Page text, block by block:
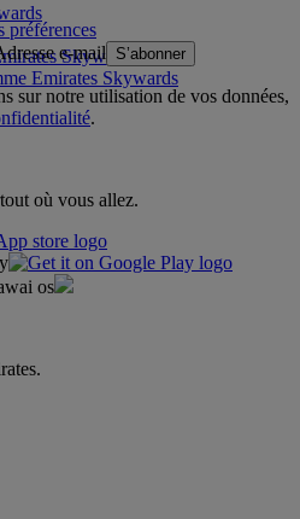
Skywards
Emirates Skywards
préférences
e-mail
S’abonner
sur notre utilisation de vos données,
.
où vous allez.
os